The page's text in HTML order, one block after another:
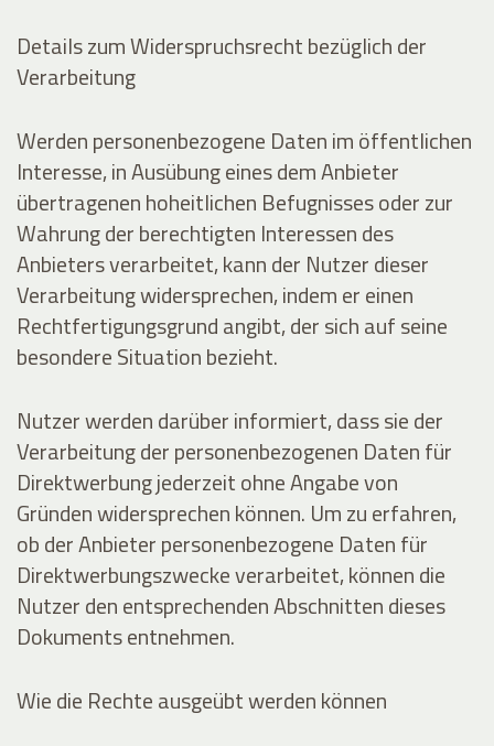
Details zum Widerspruchsrecht bezüglich der
Verarbeitung
Werden personenbezogene Daten im öffentlichen
Interesse, in Ausübung eines dem Anbieter
übertragenen hoheitlichen Befugnisses oder zur
Wahrung der berechtigten Interessen des
Anbieters verarbeitet, kann der Nutzer dieser
Verarbeitung widersprechen, indem er einen
Rechtfertigungsgrund angibt, der sich auf seine
besondere Situation bezieht.
Nutzer werden darüber informiert, dass sie der
Verarbeitung der personenbezogenen Daten für
Direktwerbung jederzeit ohne Angabe von
Gründen widersprechen können. Um zu erfahren,
ob der Anbieter personenbezogene Daten für
Direktwerbungszwecke verarbeitet, können die
Nutzer den entsprechenden Abschnitten dieses
Dokuments entnehmen.
Wie die Rechte ausgeübt werden können